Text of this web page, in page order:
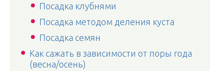
Посадка клубнями
Посадка методом деления куста
Посадка семян
Как сажать в зависимости от поры года
(весна/осень)